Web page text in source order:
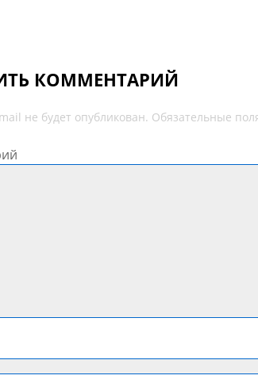
КОММЕНТАРИЙ
не будет опубликован. Обязательные